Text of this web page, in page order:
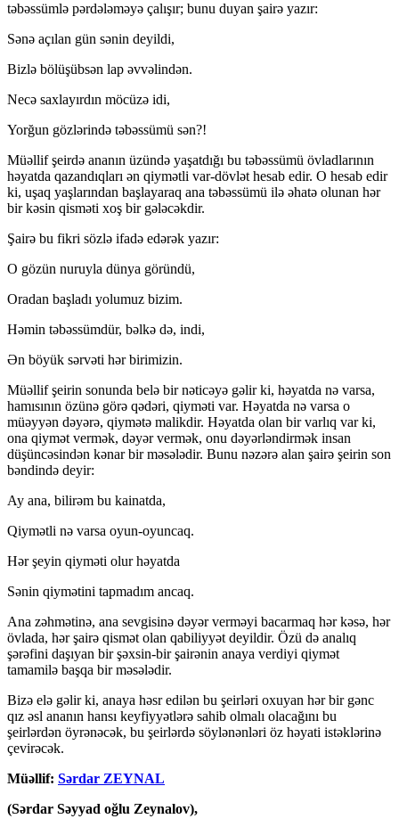
təbəssümlə pərdələməyə çalışır; bunu duyan şairə yazır:
Sənə açılan gün sənin deyildi,
Bizlə bölüşübsən lap əvvəlindən.
Necə saxlayırdın möcüzə idi,
Yorğun gözlərində təbəssümü sən?!
Müəllif şeirdə ananın üzündə yaşatdığı bu təbəssümü övladlarının
həyatda qazandıqları ən qiymətli var-dövlət hesab edir. O hesab edir
ki, uşaq yaşlarından başlayaraq ana təbəssümü ilə əhatə olunan hər
bir kəsin qisməti xoş bir gələcəkdir.
Şairə bu fikri sözlə ifadə edərək yazır:
O gözün nuruyla dünya göründü,
Oradan başladı yolumuz bizim.
Həmin təbəssümdür, bəlkə də, indi,
Ən böyük sərvəti hər birimizin.
Müəllif şeirin sonunda belə bir nəticəyə gəlir ki, həyatda nə varsa,
hamısının özünə görə qədəri, qiyməti var. Həyatda nə varsa o
müəyyən dəyərə, qiymətə malikdir. Həyatda olan bir varlıq var ki,
ona qiymət vermək, dəyər vermək, onu dəyərləndirmək insan
düşüncəsindən kənar bir məsələdir. Bunu nəzərə alan şairə şeirin son
bəndində deyir:
Ay ana, bilirəm bu kainatda,
Qiymətli nə varsa oyun-oyuncaq.
Hər şeyin qiyməti olur həyatda
Sənin qiymətini tapmadım ancaq.
Ana zəhmətinə, ana sevgisinə dəyər verməyi bacarmaq hər kəsə, hər
övlada, hər şairə qismət olan qabiliyyət deyildir. Özü də analıq
şərəfini daşıyan bir şəxsin-bir şairənin anaya verdiyi qiymət
tamamilə başqa bir məsələdir.
Bizə elə gəlir ki, anaya həsr edilən bu şeirləri oxuyan hər bir gənc
qız əsl ananın hansı keyfiyyətlərə sahib olmalı olacağını bu
şeirlərdən öyrənəcək, bu şeirlərdə söylənənləri öz həyati istəklərinə
çevirəcək.
Müəllif: Sərdar ZEYNAL
(Sərdar Səyyad oğlu Zeynalov),